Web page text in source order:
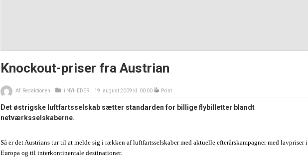
Knockout-priser fra Austrian
Af: Redaktionen i NYHEDER 19. august 2009 kl. 00:00 Print
Det østrigske luftfartsselskab sætter standarden for billige flybilletter blandt
netværksselskaberne.
Så er det Austrians tur til at melde sig i rækken af luftfartsselskaber med aktuelle efterårskampagner med lavpriser i
Europa og til interkontinentale destinationer.